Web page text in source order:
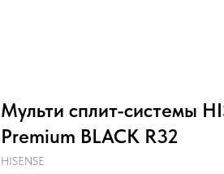
Mульти сплит-системы
Premium BLACK R32
HISENSE